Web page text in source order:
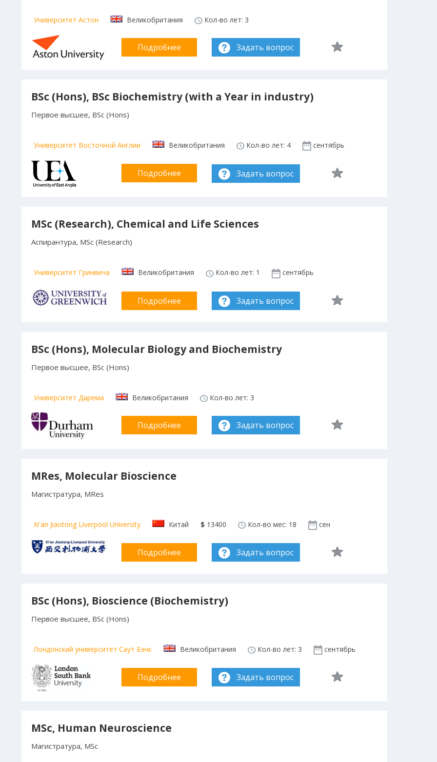
Университет Астон Великобритания Кол-во лет: 3
Подробнее Задать вопрос
BSc (Hons), BSc Biochemistry (with a Year in industry)
Первое высшее, BSc (Hons)
Университет Восточной Англии Великобритания Кол-во лет: 4 сентябрь
Подробнее Задать вопрос
MSc (Research), Chemical and Life Sciences
Аспирантура, MSc (Research)
Университет Гринвича Великобритания Кол-во лет: 1 сентябрь
Подробнее Задать вопрос
BSc (Hons), Molecular Biology and Biochemistry
Первое высшее, BSc (Hons)
Университет Дарема Великобритания Кол-во лет: 3
Подробнее Задать вопрос
MRes, Molecular Bioscience
Магистратура, MRes
Xi'an Jiaotong Liverpool University Китай $ 13400 Кол-во мес: 18 сен
Подробнее Задать вопрос
BSc (Hons), Bioscience (Biochemistry)
Первое высшее, BSc (Hons)
Лондонский университет Саут Бэнк Великобритания Кол-во лет: 3 сентябрь
Подробнее Задать вопрос
MSc, Human Neuroscience
Магистратура, MSc